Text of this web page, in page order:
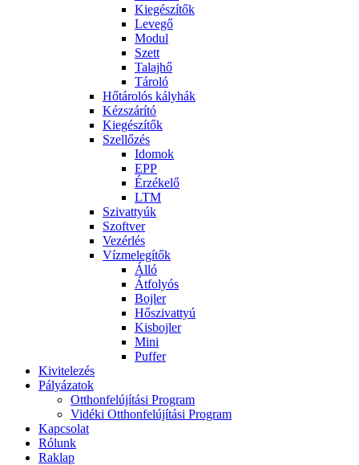
Kiegészítők
Levegő
Modul
Szett
Talajhő
Tároló
Hőtárolós kályhák
Kézszárító
Kiegészítők
Szellőzés
Idomok
EPP
Érzékelő
LTM
Szivattyúk
Szoftver
Vezérlés
Vízmelegítők
Álló
Átfolyós
Bojler
Hőszivattyú
Kisbojler
Mini
Puffer
Kivitelezés
Pályázatok
Otthonfelújítási Program
Vidéki Otthonfelújítási Program
Kapcsolat
Rólunk
Raklap